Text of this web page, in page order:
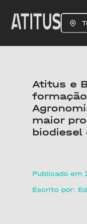
Atitus e
maior
biodiesel
Publicado
Escrito por: